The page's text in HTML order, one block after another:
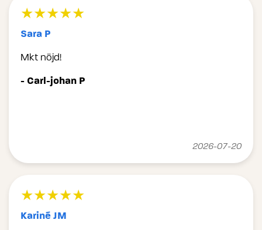
★★★★★
Sara P
Mkt nöjd!
- Carl-johan P
2026-07-20
★★★★★
Kariné JM